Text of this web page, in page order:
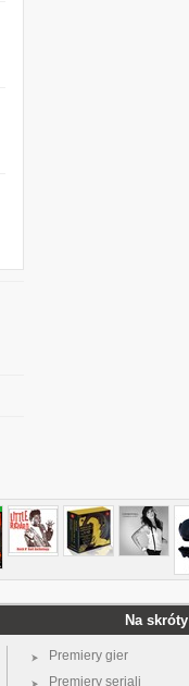
Na skróty
Premiery gier
Premiery seriali